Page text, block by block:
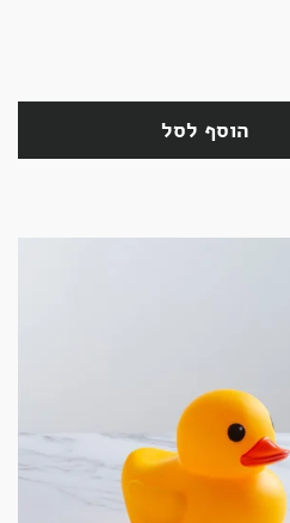
הוסף לסל